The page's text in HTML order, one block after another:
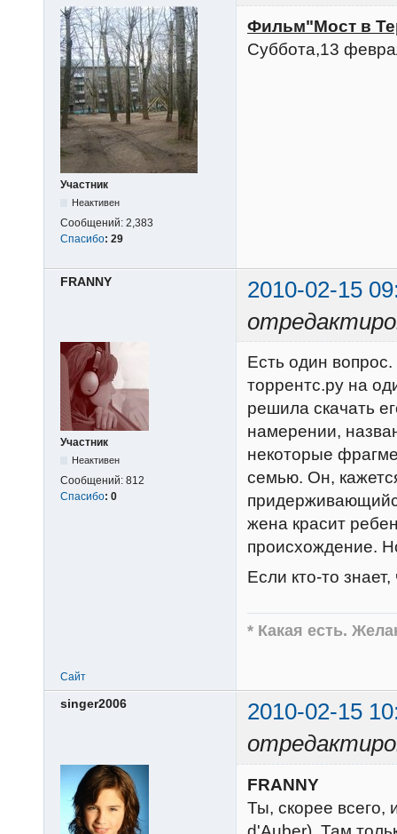
Участник
Неактивен
Сообщений: 2,383
Спасибо: 29
Фильм"Мост в
Суббота,13
FRANNY
2010-02-15
Участник
Неактивен
Сообщений: 812
Спасибо: 0
Есть один
торрентс.ру на
решила скачать
намерении,
некоторые
семью. Он,
жена красит
происхождение.
Если кто-то
* Какая есть.
Сайт
singer2006
2010-02-15
FRANNY
Ты, скорее